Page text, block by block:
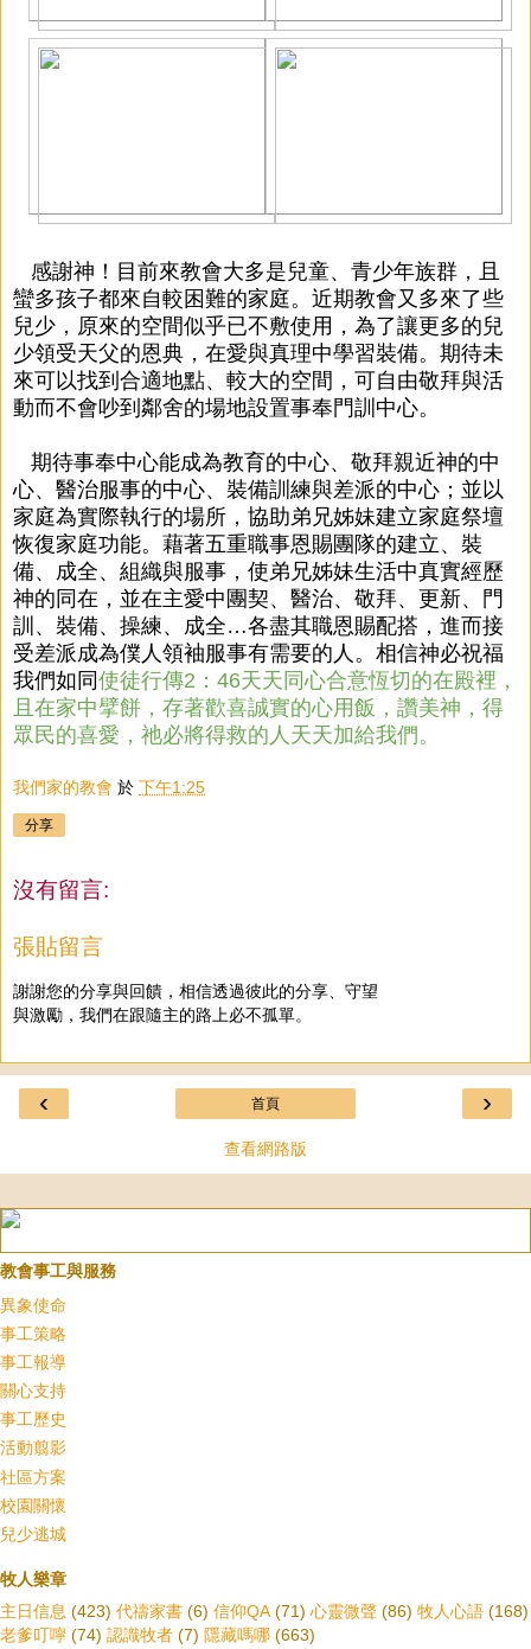
感謝神！目前來教會大多是兒童、青少年族群，且
蠻多孩子都來自較困難的家庭。近期教會又多來了些
兒少，原來的空間似乎已不敷使用，為了讓更多的兒
少領受天父的恩典，在愛與真理中學習裝備。期待未
來可以找到合適地點、較大的空間，可自由敬拜與活
動而不會吵到鄰舍的場地設置事奉門訓中心。
期待事奉中心能成為教育的中心、敬拜親近神的中
心、醫治服事的中心、裝備訓練與差派的中心；並以
家庭為實際執行的場所，協助弟兄姊妹建立家庭祭壇
恢復家庭功能。藉著五重職事恩賜團隊的建立、裝
備、成全、組織與服事，使弟兄姊妹生活中真實經歷
神的同在，並在主愛中團契、醫治、敬拜、更新、門
訓、裝備、操練、成全…各盡其職恩賜配搭，進而接
受差派成為僕人領袖服事有需要的人。相信神必祝福
我們如同使徒行傳2：46天天同心合意恆切的在殿裡，
且在家中擘餅，存著歡喜誠實的心用飯，讚美神，得
眾民的喜愛，祂必將得救的人天天加給我們。
我們家的教會 於 下午1:25
分享
沒有留言:
張貼留言
謝謝您的分享與回饋，相信透過彼此的分享、守望
與激勵，我們在跟隨主的路上必不孤單。
‹ ›
首頁
查看網路版
教會事工與服務
異象使命
事工策略
事工報導
關心支持
事工歷史
活動翦影
社區方案
校園關懷
兒少逃城
牧人樂章
主日信息 (423) 代禱家書 (6) 信仰QA (71) 心靈微聲 (86) 牧人心語 (168)
老爹叮嚀 (74) 認識牧者 (7) 隱藏嗎哪 (663)